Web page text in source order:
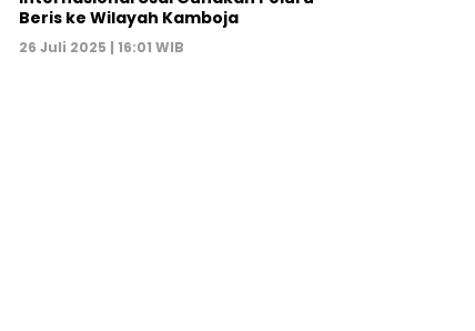
Beris ke Wilayah Kamboja
26 Juli 2025 | 16:01 WIB